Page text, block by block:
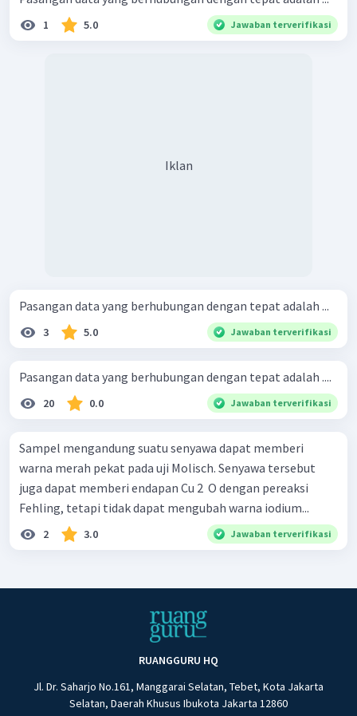
1 5.0 Jawaban terverifikasi
Iklan
Pasangan data yang berhubungan dengan tepat adalah ...
3 5.0 Jawaban terverifikasi
Pasangan data yang berhubungan dengan tepat adalah ....
20 0.0 Jawaban terverifikasi
Sampel mengandung suatu senyawa dapat memberi
warna merah pekat pada uji Molisch. Senyawa tersebut
juga dapat memberi endapan Cu 2 ​ O dengan pereaksi
Fehling, tetapi tidak dapat mengubah warna iodium...
2 3.0 Jawaban terverifikasi
RUANGGURU HQ
Jl. Dr. Saharjo No.161, Manggarai Selatan, Tebet, Kota Jakarta
Selatan, Daerah Khusus Ibukota Jakarta 12860